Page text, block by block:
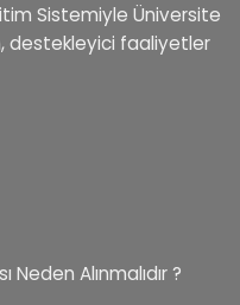
Sistemiyle Üniversite
destekleyici faaliyetler
Neden Alınmalıdır ?